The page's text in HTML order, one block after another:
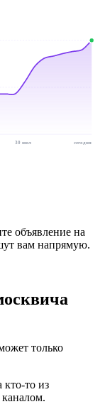
30 июл сегодня
объявление на
вам напрямую.
только
кто-то из
каналом.